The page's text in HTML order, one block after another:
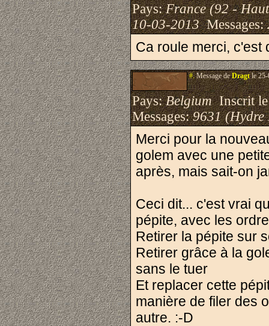
Pays:France (92 -
10-03-2013Messages:
Ca roule merci, c'est
#.Message deDragtle 25-
Pays:BelgiumInscrit
Messages:9631 (Hydre
Merci pour la
golem avec une
après, mais sait-on
Ceci dit... c'est vrai
pépite, avec les
Retirer la pépite sur
Retirer grâce à la
sans le tuer
Et replacer cette
manière de filer des
autre. :-D